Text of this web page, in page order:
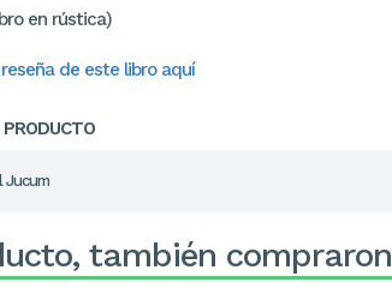
en rústica)
de este libro aquí
Jucum
también compraron